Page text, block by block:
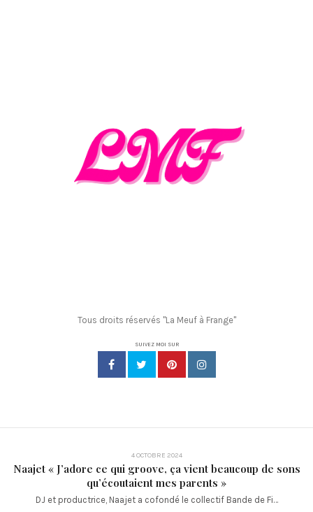
Tous droits réservés "La Meuf à Frange"
SUIVEZ MOI SUR
4 OCTOBRE 2024
Naajet « J’adore ce qui groove, ça vient beaucoup de sons
qu’écoutaient mes parents »
DJ et productrice, Naajet a cofondé le collectif Bande de Fi…